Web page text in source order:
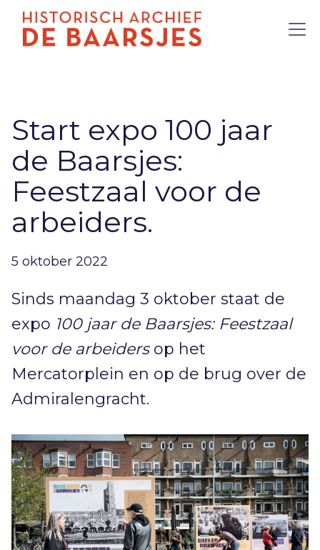
Start expo 100 jaar
de Baarsjes:
Feestzaal voor de
arbeiders.
5 oktober 2022
Sinds maandag 3 oktober staat de
expo 100 jaar de Baarsjes: Feestzaal
voor de arbeidersop het
Mercatorplein en op de brug over de
Admiralengracht.